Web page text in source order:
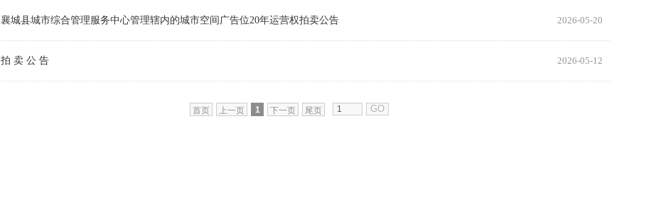
襄城县城市综合管理服务中心管理辖内的城市空间广告位20年运营权拍卖公告 2026-05-20
拍 卖 公 告 2026-05-12
首页 上一页 1 下一页 尾页